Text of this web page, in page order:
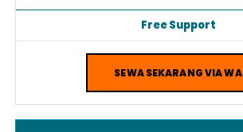
Free Teknisi
Free Support
SEWA SEKARANG VIA WA